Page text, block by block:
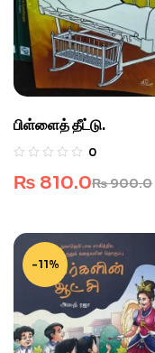
பிள்ளைத் தீட்டு.
0
₨900.0
₨ 810.0
-11%